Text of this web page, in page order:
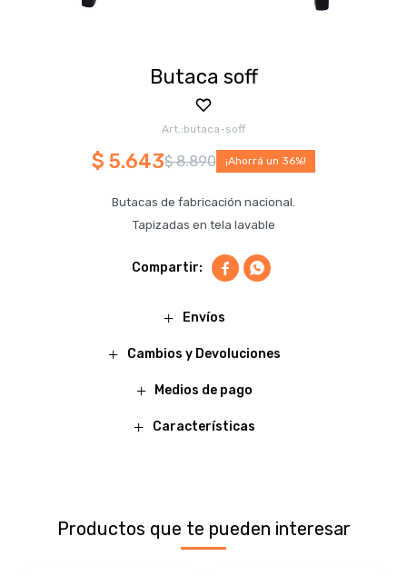
Butaca soff
butaca-soff
$ 5.643$ 8.890 36
Butacas de fabricación nacional.
Tapizadas en tela lavable
 
Envíos
Cambios y Devoluciones
Medios de pago
Características
Productos que te pueden interesar